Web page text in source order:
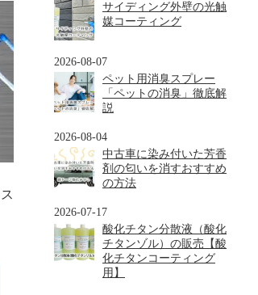
サイディング外壁の光触
媒コーティング
2026-08-07
ペット用消臭スプレー
「ペットの消臭」徹底解
説
2026-08-04
中古車に染み付いた芳香
剤の匂いを消すおすすめ
の方法
2026-07-17
酸化チタン分散液（酸化
チタンゾル）の販売【酸
化チタンコーティング
用】